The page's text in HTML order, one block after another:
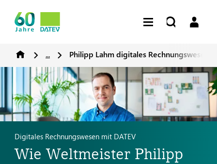
... Philipp Lahm digitales Rechnungswesen
Digitales Rechnungswesen mit DATEV
Wie Weltmeister Philipp